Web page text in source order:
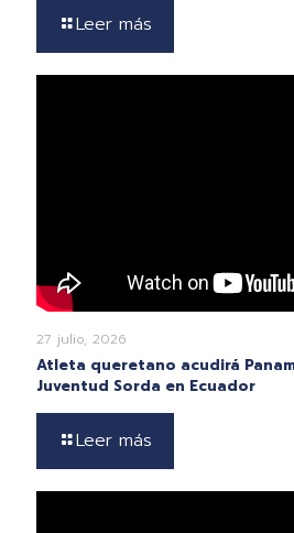
Leer más
27 julio, 2026
Atleta queretano acudirá
Juventud Sorda en Ecuador
Leer más